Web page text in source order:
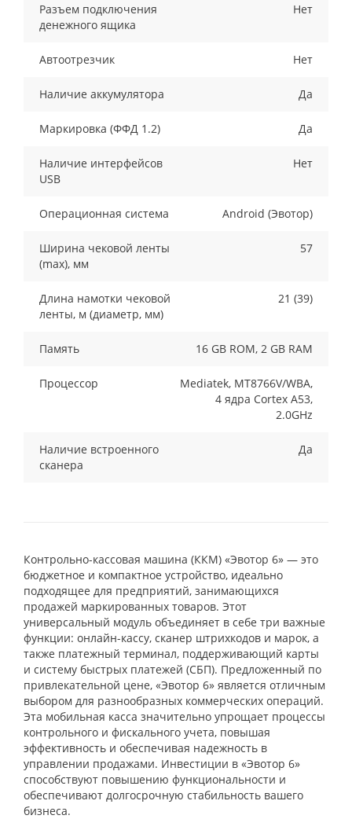
Разъем подключения
денежного ящика
Нет
Автоотрезчик Нет
Наличие аккумулятора Да
Маркировка (ФФД 1.2) Да
Наличие интерфейсов
USB
Нет
Операционная система Android (Эвотор)
Ширина чековой ленты
(max), мм
57
Длина намотки чековой
ленты, м (диаметр, мм)
21 (39)
Память 16 GB ROM, 2 GB RAM
Процессор
Mediatek, MT8766V/WBA,
4 ядра Cortex A53,
2.0GHz
Наличие встроенного
сканера
Да
Контрольно-кассовая машина (ККМ) «Эвотор 6» — это
бюджетное и компактное устройство, идеально
подходящее для предприятий, занимающихся
продажей маркированных товаров. Этот
универсальный модуль объединяет в себе три важные
функции: онлайн-кассу, сканер штрихкодов и марок, а
также платежный терминал, поддерживающий карты
и систему быстрых платежей (СБП). Предложенный по
привлекательной цене, «Эвотор 6» является отличным
выбором для разнообразных коммерческих операций.
Эта мобильная касса значительно упрощает процессы
контрольного и фискального учета, повышая
эффективность и обеспечивая надежность в
управлении продажами. Инвестиции в «Эвотор 6»
способствуют повышению функциональности и
обеспечивают долгосрочную стабильность вашего
бизнеса.